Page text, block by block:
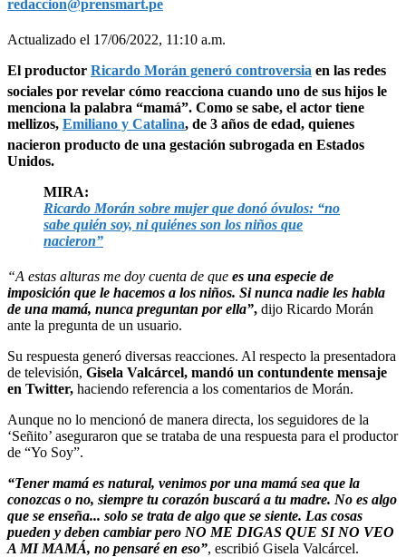
redaccion@prensmart.pe
Actualizado el 17/06/2022, 11:10 a.m.
El productor Ricardo Morán generó controversia en las redes
sociales por revelar cómo reacciona cuando uno de sus hijos le
menciona la palabra “mamá”. Como se sabe, el actor tiene
mellizos, Emiliano y Catalina, de 3 años de edad, quienes
nacieron producto de una gestación subrogada en Estados
Unidos.
MIRA:
Ricardo Morán sobre mujer que donó óvulos: “no
sabe quién soy, ni quiénes son los niños que
nacieron”
“A estas alturas me doy cuenta de que es una especie de
imposición que le hacemos a los niños. Si nunca nadie les habla
de una mamá, nunca preguntan por ella”, dijo Ricardo Morán
ante la pregunta de un usuario.
Su respuesta generó diversas reacciones. Al respecto la presentadora
de televisión, Gisela Valcárcel, mandó un contundente mensaje
en Twitter, haciendo referencia a los comentarios de Morán.
Aunque no lo mencionó de manera directa, los seguidores de la
‘Señito’ aseguraron que se trataba de una respuesta para el productor
de “Yo Soy”.
“Tener mamá es natural, venimos por una mamá sea que la
conozcas o no, siempre tu corazón buscará a tu madre. No es algo
que se enseña... solo se trata de algo que se siente. Las cosas
pueden y deben cambiar pero NO ME DIGAS QUE SI NO VEO
A MI MAMÁ, no pensaré en eso”, escribió Gisela Valcárcel.